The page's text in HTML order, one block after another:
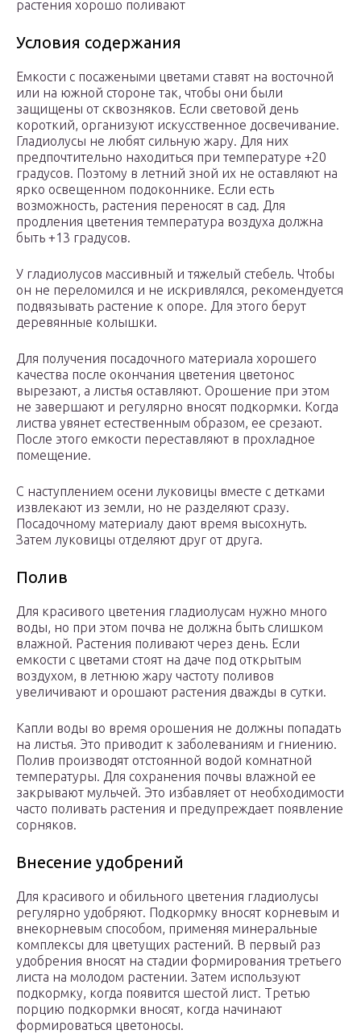
растения хорошо поливают
Условия содержания
Емкости с посажеными цветами ставят на восточной
или на южной стороне так, чтобы они были
защищены от сквозняков. Если световой день
короткий, организуют искусственное досвечивание.
Гладиолусы не любят сильную жару. Для них
предпочтительно находиться при температуре +20
градусов. Поэтому в летний зной их не оставляют на
ярко освещенном подоконнике. Если есть
возможность, растения переносят в сад. Для
продления цветения температура воздуха должна
быть +13 градусов.
У гладиолусов массивный и тяжелый стебель. Чтобы
он не переломился и не искривлялся, рекомендуется
подвязывать растение к опоре. Для этого берут
деревянные колышки.
Для получения посадочного материала хорошего
качества после окончания цветения цветонос
вырезают, а листья оставляют. Орошение при этом
не завершают и регулярно вносят подкормки. Когда
листва увянет естественным образом, ее срезают.
После этого емкости переставляют в прохладное
помещение.
С наступлением осени луковицы вместе с детками
извлекают из земли, но не разделяют сразу.
Посадочному материалу дают время высохнуть.
Затем луковицы отделяют друг от друга.
Полив
Для красивого цветения гладиолусам нужно много
воды, но при этом почва не должна быть слишком
влажной. Растения поливают через день. Если
емкости с цветами стоят на даче под открытым
воздухом, в летнюю жару частоту поливов
увеличивают и орошают растения дважды в сутки.
Капли воды во время орошения не должны попадать
на листья. Это приводит к заболеваниям и гниению.
Полив производят отстоянной водой комнатной
температуры. Для сохранения почвы влажной ее
закрывают мульчей. Это избавляет от необходимости
часто поливать растения и предупреждает появление
сорняков.
Внесение удобрений
Для красивого и обильного цветения гладиолусы
регулярно удобряют. Подкормку вносят корневым и
внекорневым способом, применяя минеральные
комплексы для цветущих растений. В первый раз
удобрения вносят на стадии формирования третьего
листа на молодом растении. Затем используют
подкормку, когда появится шестой лист. Третью
порцию подкормки вносят, когда начинают
формироваться цветоносы.